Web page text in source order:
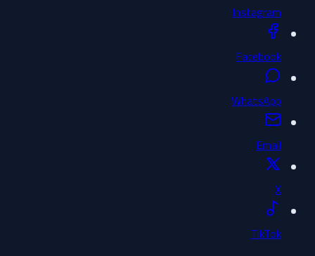
Instagram
Facebook
WhatsApp
Email
X
TikTok